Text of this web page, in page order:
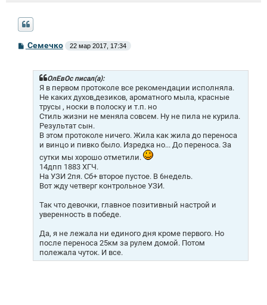
ССемечко 22 мар 2017, 17:34
ОлЕвОс писал(а):
Я в первом протоколе все рекомендации исполняла.
Не каких духов,дезиков, ароматного мыла, красные
трусы , носки в полоску и т.п. но
Стиль жизни не меняла совсем. Ну не пила не курила.
Результат сын.
В этом протоколе ничего. Жила как жила до переноса
и винцо и пивко было. Изредка но... До переноса. За
сутки мы хорошо отметили.
14дпп 1883 ХГЧ.
На УЗИ 2пя. Сб+ второе пустое. В 6недель.
Вот жду четверг контрольное УЗИ.
Так что девочки, главное позитивный настрой и
уверенность в победе.
Да, я не лежала ни единого дня кроме первого. Но
после переноса 25км за рулем домой. Потом
полежала чуток. И все.